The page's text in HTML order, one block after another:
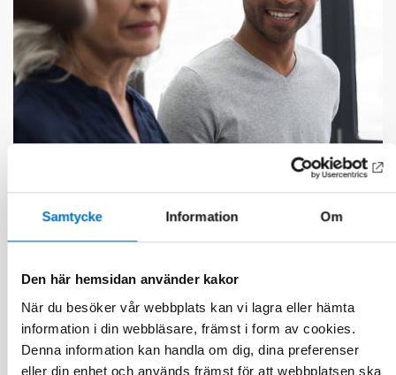
Samtycke Information Om
Den här hemsidan använder kakor
När du besöker vår webbplats kan vi lagra eller hämta
information i din webbläsare, främst i form av cookies.
Denna information kan handla om dig, dina preferenser
eller din enhet och används främst för att webbplatsen ska
Drug Researchers’ Assembly 2021